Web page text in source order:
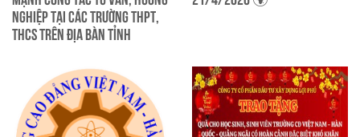
NGHIỆP TẠI CÁC TRƯỜNG THPT,
THCS TRÊN ĐỊA BÀN TỈNH